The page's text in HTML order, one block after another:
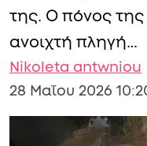
της. Ο πόνος της
ανοιχτή πληγή…
Nikoleta antwniou
28 Μαΐου 2026